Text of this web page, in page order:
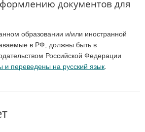
документов для
образовании и/или иностранной
в РФ, должны быть в
Российской Федерации
и переведены на русский язык.